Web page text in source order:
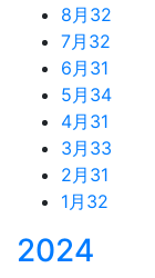
8月 32
7月 32
6月 31
5月 34
4月 31
3月 33
2月 31
1月 32
2024